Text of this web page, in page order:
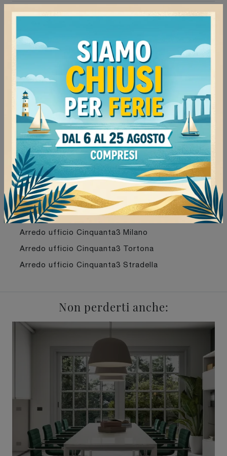
Negozio di sedie ospiti e attesa a Pavia
Negozio di sedie ospiti e attesa a Milano
Negozio di sedie ospiti e attesa a Tortona
Negozio di sedie ospiti e attesa a Stradella
Negozio di sedie ospiti e attesa Cinquanta3 Pavia
Negozio di sedie ospiti e attesa Cinquanta3
Milano
Negozio di sedie ospiti e attesa Cinquanta3
Tortona
Negozio di sedie ospiti e attesa Cinquanta3
Stradella
Arredo ufficio Cinquanta3 Pavia
Arredo ufficio Cinquanta3 Milano
Arredo ufficio Cinquanta3 Tortona
Arredo ufficio Cinquanta3 Stradella
Non perderti anche: